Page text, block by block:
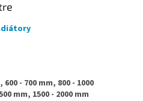
600 - 700 mm, 800 - 1000
mm, 1500 - 2000 mm